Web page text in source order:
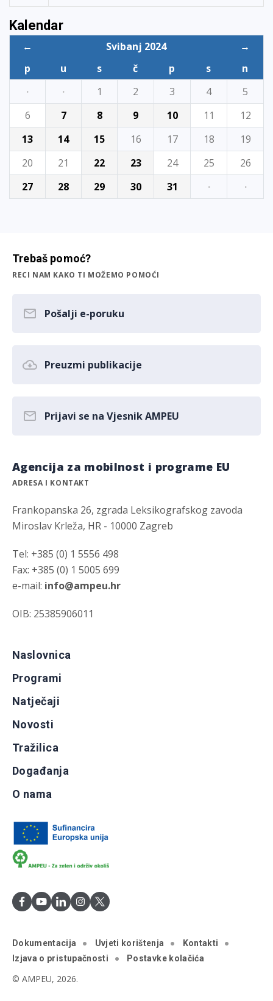
Kalendar
← Svibanj 2024
→
p
u s č p s
n
·
· 1 2 3 4
5
6
7 8 9 10 11
12
13
14 15 16 17 18
19
20
21 22 23 24 25
26
27
28 29 30 31 · ·
Trebaš pomoć?
RECI NAM KAKO TI MOŽEMO POMOĆI
Pošalji e-poruku
Preuzmi publikacije
Prijavi se na Vjesnik AMPEU
Agencija za mobilnost i programe EU
ADRESA I KONTAKT
Frankopanska 26, zgrada Leksikografskog zavoda
Miroslav Krleža, HR - 10000 Zagreb
Tel: +385 (0) 1 5556 498
Fax: +385 (0) 1 5005 699
e-mail: info@ampeu.hr
OIB: 25385906011
Naslovnica
Programi
Natječaji
Novosti
Tražilica
Događanja
O nama
Dokumentacija Uvjeti korištenja
Kontakti
Izjava o pristupačnosti
Postavke kolačića
© AMPEU, 2026.